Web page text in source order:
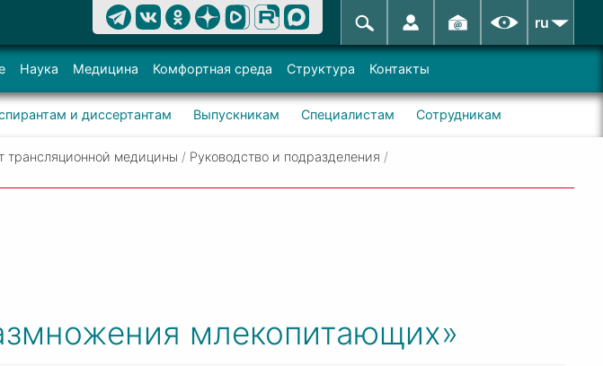
ru
Наука Медицина Комфортная среда Структура Контакты
и диссертантам Выпускникам Специалистам Сотрудникам
трансляционной медицины / Руководство и подразделения /
млекопитающих»